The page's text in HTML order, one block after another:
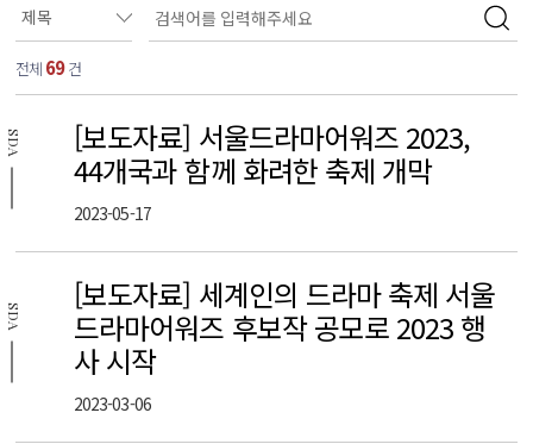
전체 69건
SDA
[보도자료] 서울드라마어워즈 2023,
44개국과 함께 화려한 축제 개막
2023-05-17
SDA
[보도자료] 세계인의 드라마 축제 서울
드라마어워즈 후보작 공모로 2023 행
사 시작
2023-03-06